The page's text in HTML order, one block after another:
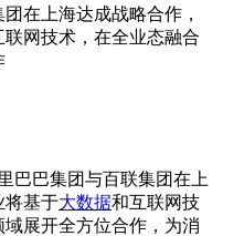
在上海达成战略合作，
网技术，在全业态融合
巴集团与百联集团在上
将基于大数据和互联网技
展开全方位合作，为消